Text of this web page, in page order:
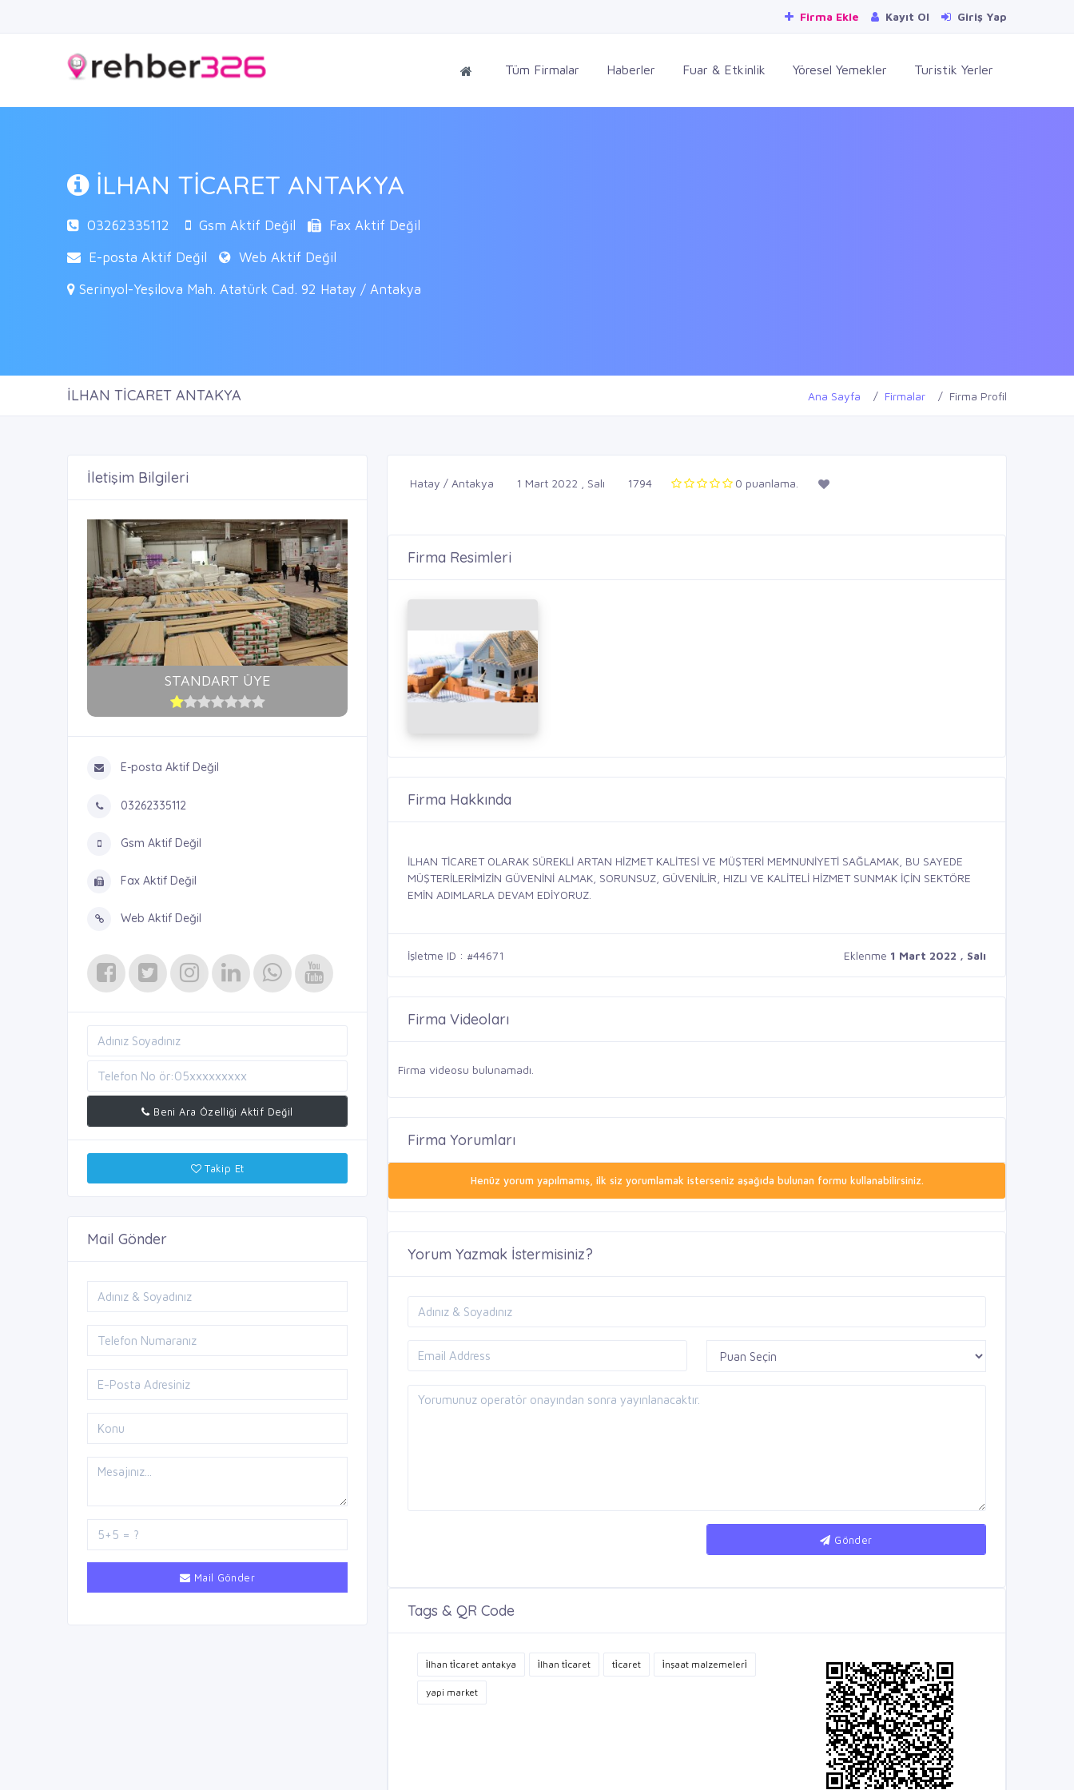
Firma Ekle Kayıt Ol Giriş Yap
Tüm Firmalar Haberler Fuar & Etkinlik Yöresel Yemekler Turistik Yerler
İLHAN TİCARET ANTAKYA
03262335112 Gsm Aktif Değil
Fax Aktif Değil
E-posta Aktif Değil
Web Aktif Değil
Serinyol-Yeşilova Mah. Atatürk Cad. 92 Hatay / Antakya
İLHAN TİCARET ANTAKYA Ana Sayfa Firmalar Firma Profil
İletişim Bilgileri
STANDART ÜYE
E-posta Aktif Değil
03262335112
Gsm Aktif Değil
Fax Aktif Değil
Web Aktif Değil
Beni Ara Özelliği Aktif Değil
Takip Et
Mail Gönder
Mail Gönder
Hatay / Antakya 1 Mart 2022 , Salı 1794 0 puanlama.
Firma Resimleri
Firma Hakkında
İLHAN TİCARET OLARAK SÜREKLİ ARTAN HİZMET KALİTESİ VE MÜŞTERİ MEMNUNİYETİ SAĞLAMAK, BU SAYEDE
MÜŞTERİLERİMİZİN GÜVENİNİ ALMAK, SORUNSUZ, GÜVENİLİR, HIZLI VE KALİTELİ HİZMET SUNMAK İÇİN SEKTÖRE
EMİN ADIMLARLA DEVAM EDİYORUZ.
İşletme ID : #44671 Eklenme 1 Mart 2022 , Salı
Firma Videoları
Firma videosu bulunamadı.
Firma Yorumları
Henüz yorum yapılmamış, ilk siz yorumlamak isterseniz aşağıda bulunan formu kullanabilirsiniz.
Yorum Yazmak İstermisiniz?
Gönder
Tags & QR Code
i̇lhan ti̇caret antakya i̇lhan ti̇caret ti̇caret i̇nşaat malzemeleri̇
yapi market